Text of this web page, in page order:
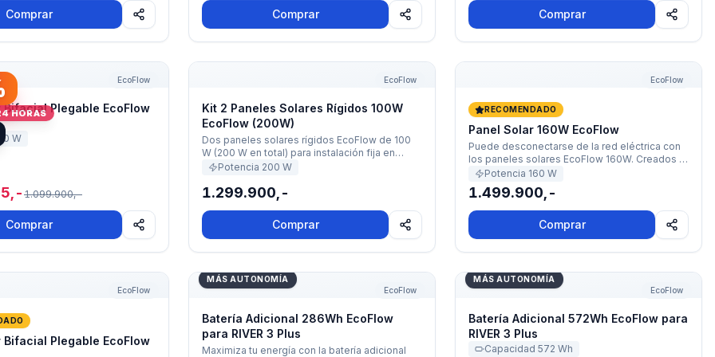
de energía de la serie
su equipo funcionando en
· Peso: 2 kg · Garantía: 1
China
Comprar Comprar Comprar
Plegable EcoFlow 110W
HORAS
EcoFlow
Bifacial Plegable EcoFlow
W
1.099.900,-
Comprar
Kit 2 Paneles Solares Rígidos 100W EcoFlow (200W)
EcoFlow
Kit 2 Paneles Solares Rígidos 100W
EcoFlow (200W)
Dos paneles solares rígidos EcoFlow de 100
W (200 W en total) para instalación fija en
techo, pérgola o estructura. Monocristalinos
de aluminio anticorrosivo e IP68: se quedan
afuera, bajo sol y aguacero, sin desarmarlos
cada vez.
Potencia 200 W
1.299.900,-
Comprar
Panel Solar 160W EcoFlow
EcoFlow
RECOMENDADO
Panel Solar 160W EcoFlow
Puede desconectarse de la red eléctrica con
los paneles solares EcoFlow 160W. Creados a
partir de células de silicio monocristalino
eficientes, estos paneles solares plegables,
portátiles e impermeables son capaces de
cargar las estaciones de energía de la serie
DELTA o RIVER, manteniendo su equipo
funcionando en cualquier situación. ·
Garantía: 1 Año ·
Potencia 160 W
1.499.900,-
Comprar
Plegable EcoFlow 220W
EcoFlow
Bifacial Plegable EcoFlow
Batería Adicional 286Wh EcoFlow para RIVER 3 Plus
EcoFlow
MÁS AUTONOMÍA
Batería Adicional 286Wh EcoFlow
para RIVER 3 Plus
Maximiza tu energía con la batería adicional
Batería Adicional 572Wh EcoFlow para
EcoFlow
MÁS AUTONOMÍA
Batería Adicional 572Wh EcoFlow para
RIVER 3 Plus
Capacidad 572 Wh